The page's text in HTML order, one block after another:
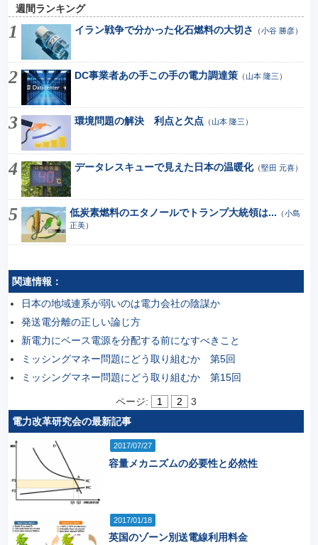
週間ランキング
イラン戦争で分かった化石燃料の大切さ
（小谷 勝彦）
DC事業者あの手この手の電力調達策（山本 隆三 ）
環境問題の解決 利点と欠点 （山本 隆三 ）
データレスキューで見えた日本の温暖化（堅田 元喜）
低炭素燃料のエタノールでトランプ大統領は... （小島
正美）
関連情報：
日本の地域連系が弱いのは電力会社の陰謀か
発送電分離の正しい論じ方
新電力にベース電源を分配する前になすべきこと
ミッシングマネー問題にどう取り組むか 第5回
ミッシングマネー問題にどう取り組むか 第15回
ページ: 1 2
3
電力改革研究会の最新記事
2017/07/27
容量メカニズムの必要性と必然性
2017/01/18
英国のゾーン別送電線利用料金